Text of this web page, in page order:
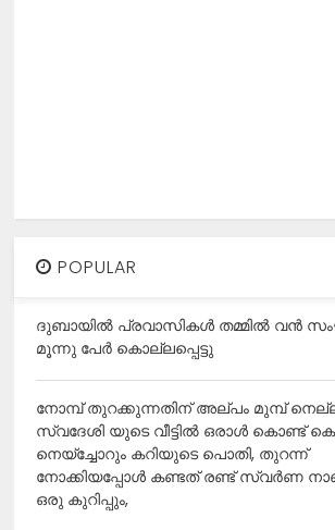
POPULAR
ദുബായിൽ പ്രവാസികൾ തമ്മിൽ വൻ
മൂന്നു പേർ കൊല്ലപ്പെട്ടു
നോമ്പ് തുറക്കുന്നതിന് അല്പം മുമ്പ്
സ്വദേശി യുടെ വീട്ടിൽ ഒരാൾ കൊണ്ട്
നെയ്ച്ചോറും കറിയുടെ പൊതി, തുറന്ന്
നോക്കിയപ്പോൾ കണ്ടത് രണ്ട് സ്വർണ
ഒരു കുറിപ്പും,